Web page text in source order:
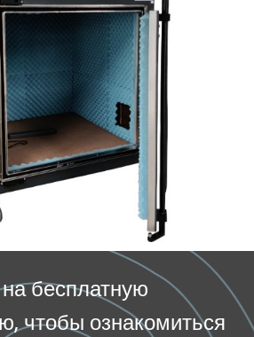
бесплатную
чтобы ознакомиться